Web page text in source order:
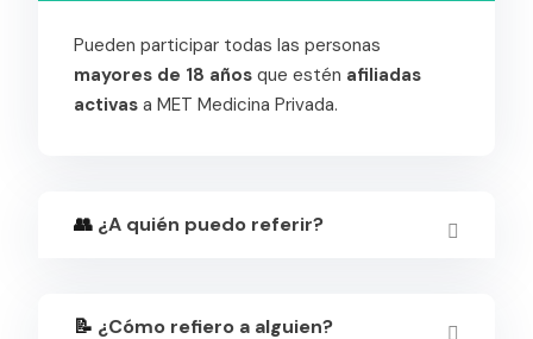
Pueden participar todas las personas
mayores de 18 años que estén afiliadas
activas a MET Medicina Privada.
👥 ¿A quién puedo referir?
📝 ¿Cómo refiero a alguien?